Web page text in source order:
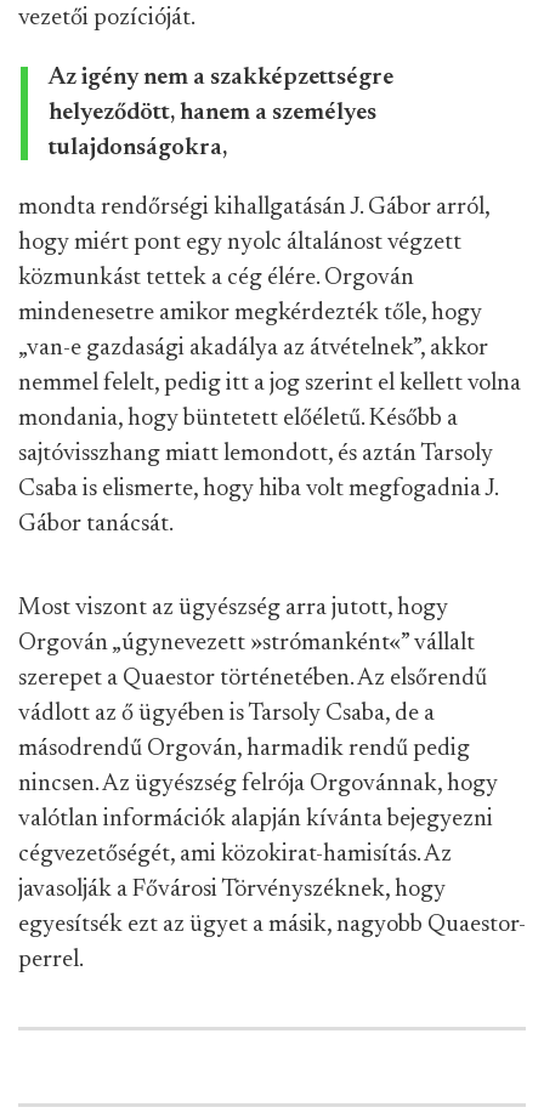
vezetői pozícióját.
Az igény nem a szakképzettségre
helyeződött, hanem a személyes
tulajdonságokra,
mondta rendőrségi kihallgatásán J. Gábor arról,
hogy miért pont egy nyolc általánost végzett
közmunkást tettek a cég élére. Orgován
mindenesetre amikor megkérdezték tőle, hogy
„van-e gazdasági akadálya az átvételnek”, akkor
nemmel felelt, pedig itt a jog szerint el kellett volna
mondania, hogy büntetett előéletű. Később a
sajtóvisszhang miatt lemondott, és aztán Tarsoly
Csaba is elismerte, hogy hiba volt megfogadnia J.
Gábor tanácsát.
Most viszont az ügyészség arra jutott, hogy
Orgován „úgynevezett »strómanként«” vállalt
szerepet a Quaestor történetében. Az elsőrendű
vádlott az ő ügyében is Tarsoly Csaba, de a
másodrendű Orgován, harmadik rendű pedig
nincsen. Az ügyészség felrója Orgovánnak, hogy
valótlan információk alapján kívánta bejegyezni
cégvezetőségét, ami közokirat-hamisítás. Az
javasolják a Fővárosi Törvényszéknek, hogy
egyesítsék ezt az ügyet a másik, nagyobb Quaestor-
perrel.